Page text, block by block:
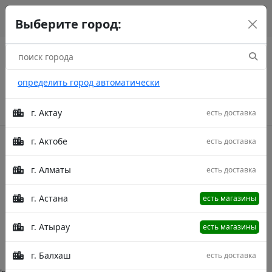
Выберите город:
определить город автоматически
г. Актау есть доставка
г. Актобе есть доставка
г. Алматы есть доставка
г. Астана есть магазины
г. Атырау есть магазины
г. Балхаш есть доставка